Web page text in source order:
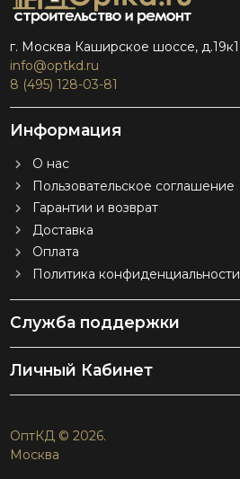
г. Москва Каширское шоссе, д.19к1
info@optkd.ru
8 (495) 128-03-81
Информация
О нас
Пользовательское соглашение
Гарантии и возврат
Доставка
Оплата
Политика конфиденциальности
Служба поддержки
Личный Кабинет
ОптКД © 2026.
Москва